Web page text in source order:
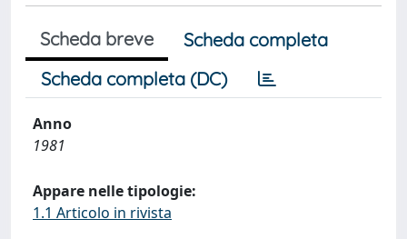
Scheda breve
Scheda completa
Scheda completa (DC)
Anno
1981
Appare nelle tipologie:
1.1 Articolo in rivista